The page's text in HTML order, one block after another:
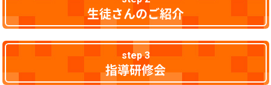
生徒さんのご紹介
step 3
指導研修会